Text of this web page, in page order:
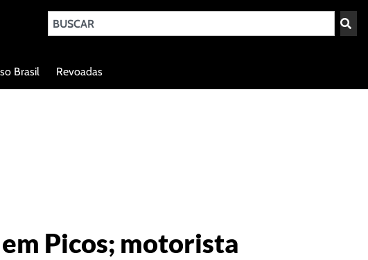
Brasil Revoadas
Picos; motorista